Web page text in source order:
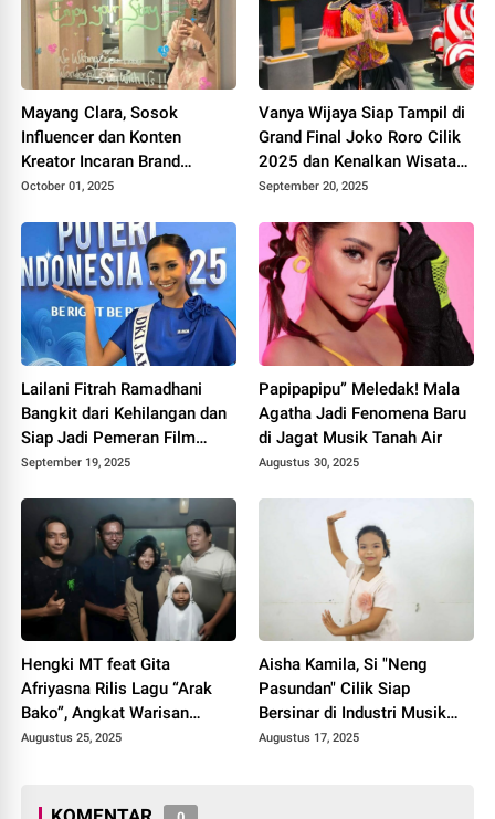
Mayang Clara, Sosok
Influencer dan Konten
Kreator Incaran Brand
Ternama
October 01, 2025
Vanya Wijaya Siap Tampil di
Grand Final Joko Roro Cilik
2025 dan Kenalkan Wisata
Kabupaten Malang Lewat
September 20, 2025
Lailani Fitrah Ramadhani
Bangkit dari Kehilangan dan
Siap Jadi Pemeran Film
Bioskop “Sekawan Limo 2"
September 19, 2025
Papipapipu” Meledak! Mala
Agatha Jadi Fenomena Baru
di Jagat Musik Tanah Air
Augustus 30, 2025
Hengki MT feat Gita
Afriyasna Rilis Lagu “Arak
Bako”, Angkat Warisan
Budaya Minangkabau
Augustus 25, 2025
Aisha Kamila, Si "Neng
Pasundan" Cilik Siap
Bersinar di Industri Musik
Tanah Air
Augustus 17, 2025